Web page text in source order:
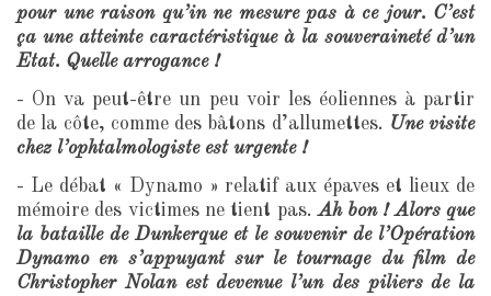
pour une raison qu’in ne mesure pas à ce jour. C’est
ça une atteinte caractéristique à la souveraineté d’un
Etat. Quelle arrogance !
- On va peut-être un peu voir les éoliennes à partir
de la côte, comme des bâtons d’allumettes. Une visite
chez l’ophtalmologiste est urgente !
- Le débat « Dynamo » relatif aux épaves et lieux de
mémoire des victimes ne tient pas.Ah bon ! Alors que
la bataille de Dunkerque et le souvenir de l’Opération
Dynamo en s’appuyant sur le tournage du film de
Christopher Nolan est devenue l’un des piliers de la